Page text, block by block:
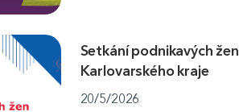
Setkání podnikavých žen
Karlovarského kraje
20/5/2026